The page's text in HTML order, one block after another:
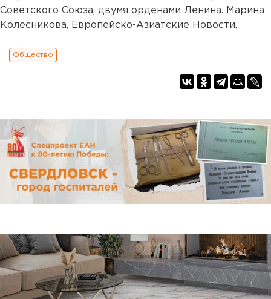
Советского Союза, двумя орденами Ленина. Марина
Колесникова, Европейско-Азиатские Новости.
Общество